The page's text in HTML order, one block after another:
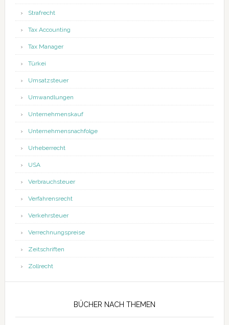
Strafrecht
Tax Accounting
Tax Manager
Türkei
Umsatzsteuer
Umwandlungen
Unternehmenskauf
Unternehmensnachfolge
Urheberrecht
USA
Verbrauchsteuer
Verfahrensrecht
Verkehrsteuer
Verrechnungspreise
Zeitschriften
Zollrecht
BÜCHER NACH THEMEN